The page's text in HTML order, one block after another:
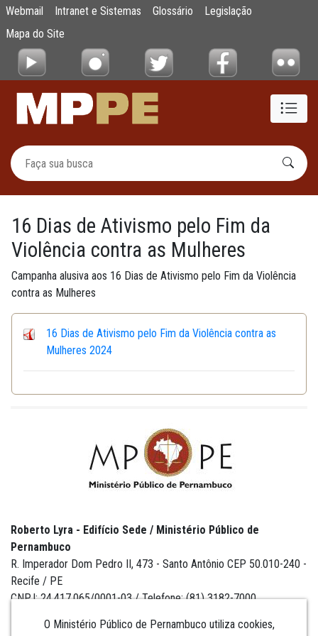
Pular para o Conteúdo principal
16 Dias de Ativismo pelo Fim da Violência
Webmail Intranet e Sistemas Glossário
Legislação
Mapa do Site
16 Dias de Ativismo pelo Fim da
Violência contra as Mulheres
Campanha alusiva aos 16 Dias de Ativismo pelo Fim da Violência
contra as Mulheres
16 Dias de Ativismo pelo Fim da Violência contra as
Mulheres 2024
O Ministério Público de Pernambuco utiliza cookies,
Roberto Lyra - Edifício Sede / Ministério Público de
Pernambuco
R. Imperador Dom Pedro II, 473 - Santo Antônio CEP 50.010-240 -
Recife / PE
CNPJ: 24.417.065/0001-03 / Telefone: (81) 3182-7000